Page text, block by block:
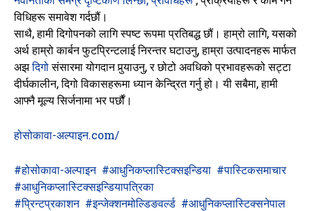
विधिहरू समावेश गर्दछौं।
साथै, हामी दिगोपनको लागि स्पष्ट रूपमा प्रतिबद्ध छौं। हाम्रो लागि, यसको
अर्थ हाम्रो कार्बन फुटप्रिन्टलाई निरन्तर घटाउनु, हाम्रा उत्पादनहरू मार्फत
अझदिगोसंसारमा योगदान पुर्‍याउनु, र छोटो अवधिको प्रभावहरूको सट्टा
दीर्घकालीन, दिगो विकासहरूमा ध्यान केन्द्रित गर्नु हो। यी सबैमा, हामी
आफ्नै मूल्य सिर्जनामा ​​भर पर्छौं।
होसोकावा-अल्पाइन.com/
#होसोकावा-अल्पाइन #आधुनिकप्लास्टिक्सइन्डिया #पास्टिकसमाचार
#आधुनिकप्लास्टिक्सइन्डियापत्रिका
#प्रिन्टप्रकाशन #इन्जेक्शनमोल्डिङवर्ल्ड #आधुनिकप्लास्टिक्सनेपाल